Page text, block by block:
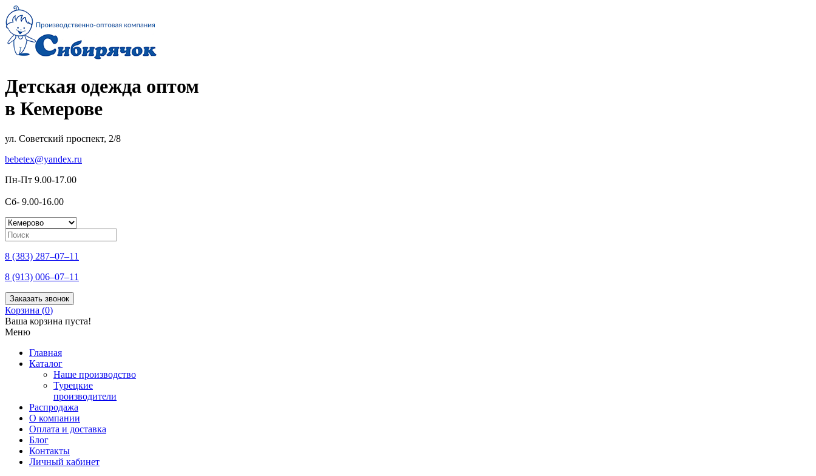
Детская одежда оптом
в Кемерове
ул. Советский проспект, 2/8
bebetex@yandex.ru
Пн-Пт 9.00-17.00
Сб- 9.00-16.00
8 (383) 287–07–11
8 (913) 006–07–11
Заказать звонок
Корзина (0)
Ваша корзина пуста!
Меню
Главная
Каталог
Наше производство
Турецкие
производители
Распродажа
О компании
Оплата и доставка
Блог
Контакты
Личный кабинет